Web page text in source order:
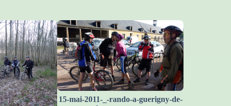
15-mai-2011-_-rando-a-guerigny-de-